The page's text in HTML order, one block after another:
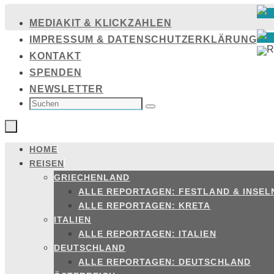
Inhalt
springen
MEDIAKIT & KLICKZAHLEN
IMPRESSUM & DATENSCHUTZERKLÄRUNG
KONTAKT
SPENDEN
NEWSLETTER
SUCHEN
NACH: Suchen
Zum
Inhalt
springen
HOME
REISEN
GRIECHENLAND
ALLE REPORTAGEN: FESTLAND &
ALLE REPORTAGEN: KRETA
ITALIEN
ALLE REPORTAGEN: ITALIEN
DEUTSCHLAND
ALLE REPORTAGEN: DEUTSCHLAND